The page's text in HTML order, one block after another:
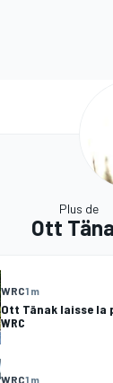
Plus de
Ott
WRC1 m
Ott Tänak laisse la
WRC
WRC1 m